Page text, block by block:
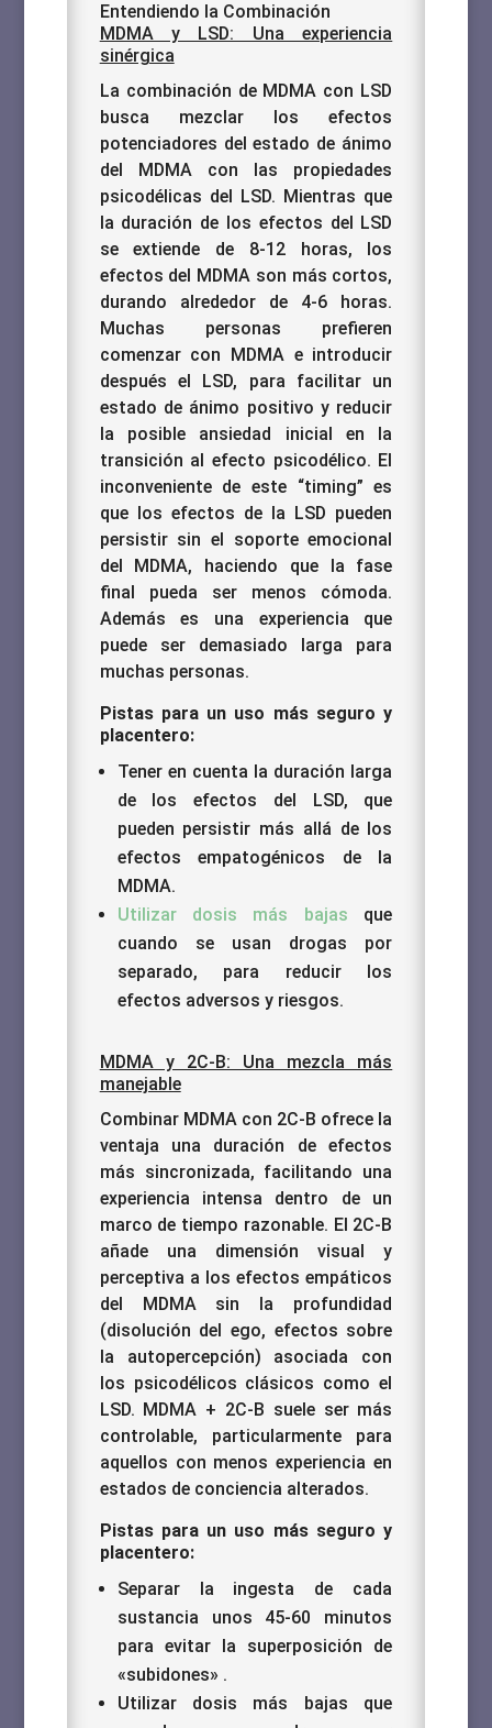
Entendiendo la Combinación
MDMA y LSD: Una experiencia
sinérgica
La combinación de MDMA con LSD
busca mezclar los efectos
potenciadores del estado de ánimo
del MDMA con las propiedades
psicodélicas del LSD. Mientras que
la duración de los efectos del LSD
se extiende de 8-12 horas, los
efectos del MDMA son más cortos,
durando alrededor de 4-6 horas.
Muchas personas prefieren
comenzar con MDMA e introducir
después el LSD, para facilitar un
estado de ánimo positivo y reducir
la posible ansiedad inicial en la
transición al efecto psicodélico. El
inconveniente de este “timing” es
que los efectos de la LSD pueden
persistir sin el soporte emocional
del MDMA, haciendo que la fase
final pueda ser menos cómoda.
Además es una experiencia que
puede ser demasiado larga para
muchas personas.
Pistas para un uso más seguro y
placentero:
Tener en cuenta la duración larga
de los efectos del LSD, que
pueden persistir más allá de los
efectos empatogénicos de la
MDMA.
Utilizar dosis más bajas que
cuando se usan drogas por
separado, para reducir los
efectos adversos y riesgos.
MDMA y 2C-B: Una mezcla más
manejable
Combinar MDMA con 2C-B ofrece la
ventaja una duración de efectos
más sincronizada, facilitando una
experiencia intensa dentro de un
marco de tiempo razonable. El 2C-B
añade una dimensión visual y
perceptiva a los efectos empáticos
del MDMA sin la profundidad
(disolución del ego, efectos sobre
la autopercepción) asociada con
los psicodélicos clásicos como el
LSD. MDMA + 2C-B suele ser más
controlable, particularmente para
aquellos con menos experiencia en
estados de conciencia alterados.
Pistas para un uso más seguro y
placentero:
Separar la ingesta de cada
sustancia unos 45-60 minutos
para evitar la superposición de
«subidones» .
Utilizar dosis más bajas que